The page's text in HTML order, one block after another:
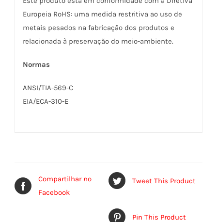
Europeia RoHS: uma medida restritiva ao uso de
metais pesados na fabricação dos produtos e
relacionada à preservação do meio-ambiente.
Normas
ANSI/TIA-569-C
EIA/ECA-310-E
Compartilhar no
Facebook
Tweet This Product
Pin This Product